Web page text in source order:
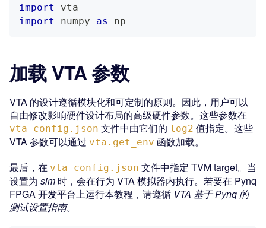
import
vta
import
numpy as np
加载 VTA 参数
VTA 的设计遵循模块化和可定制的原则。因此，用户可以
自由修改影响硬件设计布局的高级硬件参数。这些参数在
vta_config.json 文件中由它们的 log2 值指定。这些
VTA 参数可以通过 vta.get_env 函数加载。
最后，在 vta_config.json 文件中指定 TVM target。当
设置为 sim 时，会在行为 VTA 模拟器内执行。若要在 Pynq
FPGA 开发平台上运行本教程，请遵循 VTA 基于 Pynq 的
测试设置指南。